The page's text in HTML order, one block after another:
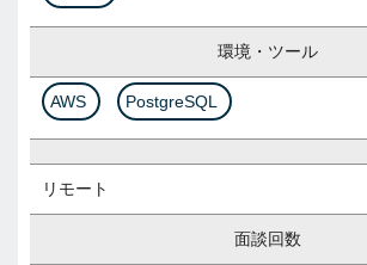
環境・ツール
AWS PostgreSQL
リモート
面談回数